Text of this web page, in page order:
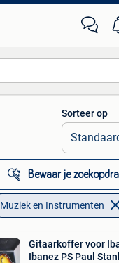
Alle afstanden…
Sorteer op
Bewaar je
Muziek en Instrumenten
Gitaarkoffer voor
Ibanez PS Paul